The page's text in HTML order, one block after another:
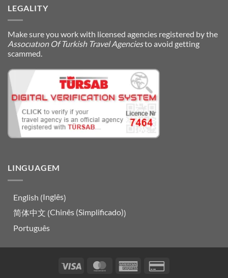
LEGALITY
Make sure you work with licensed agencies registered by the
Assocıatıon Of Turkish Travel Agenciesto avoid getting
scammed.
LINGUAGEM
English (Inglês)
简体中文 (Chinês (Simplificado))
Português
Visa MasterCardAmerican